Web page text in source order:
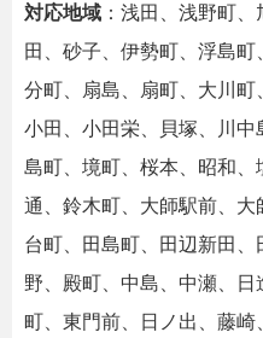
対応地域 ：浅田、浅野町
田、砂子、伊勢町、浮島
分町、扇島、扇町、大川町
小田、小田栄、貝塚、川
島町、境町、桜本、昭和、
通、鈴木町、大師駅前、大
台町、田島町、田辺新田
野、殿町、中島、中瀬、
町、東門前、日ノ出、藤崎